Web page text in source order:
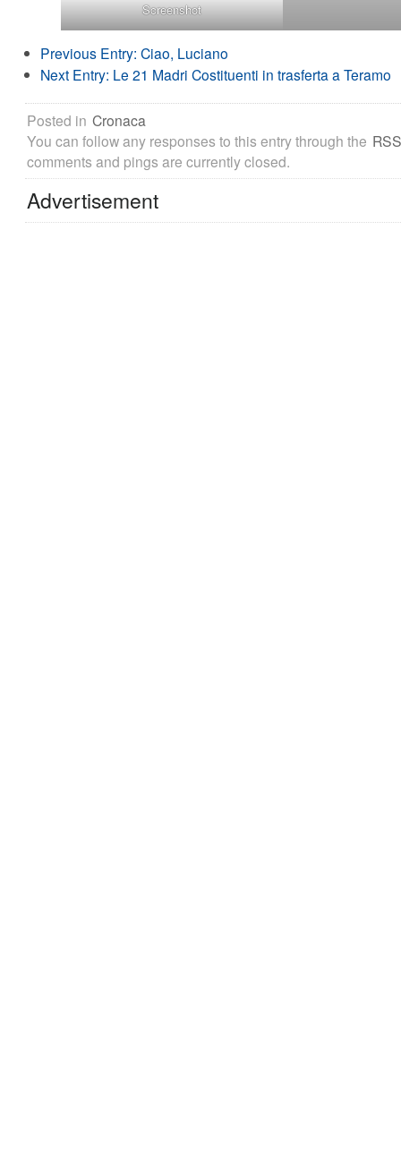
Screenshot
Previous Entry: Ciao, Luciano
Next Entry: Le 21 Madri Costituenti in trasferta a Teramo
Posted in Cronaca
You can follow any responses to this entry through the
comments and pings are currently closed.
Advertisement